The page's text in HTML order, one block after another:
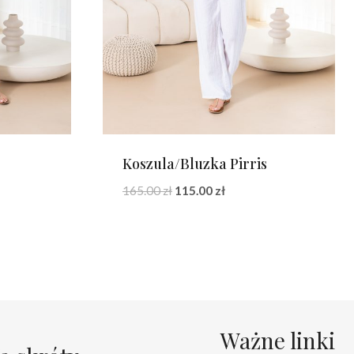
Koszula/Bluzka Pirris
165.00zł Pierwotna
115.00 złAktualna
Ważne linki